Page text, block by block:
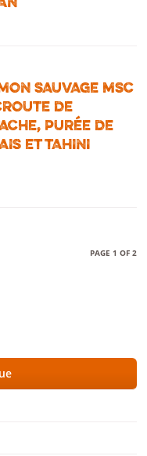
SAUVAGE MSC
DE
PURÉE DE
ET TAHINI
PAGE 1 OF 2